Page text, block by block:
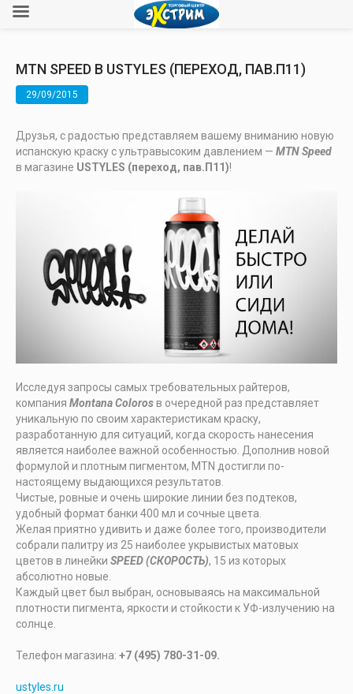
MTN SPEED В USTYLES (ПЕРЕХОД, ПАВ.П11)
29/09/2015
Друзья, с радостью представляем вашему вниманию новую
испанскую краску с ультравысоким давлением — MTN Speed
в магазине USTYLES (переход, пав.П11)!
Исследуя запросы самых требовательных райтеров,
компания Montana Colorosв очередной раз представляет
уникальную по своим характеристикам краску,
разработанную для ситуаций, когда скорость нанесения
является наиболее важной особенностью. Дополнив новой
формулой и плотным пигментом, MTN достигли по-
настоящему выдающихся результатов.
Чистые, ровные и очень широкие линии без подтеков,
удобный формат банки 400 мл и сочные цвета.
Желая приятно удивить и даже более того, производители
собрали палитру из 25 наиболее укрывистых матовых
цветов в линейки SPEED (СКОРОСТЬ), 15 из которых
абсолютно новые.
Каждый цвет был выбран, основываясь на максимальной
плотности пигмента, яркости и стойкости к УФ-излучению на
солнце.
Телефон магазина: +7 (495) 780-31-09.
ustyles.ru